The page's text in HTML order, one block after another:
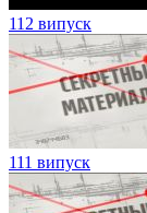
112 випуск
111 випуск